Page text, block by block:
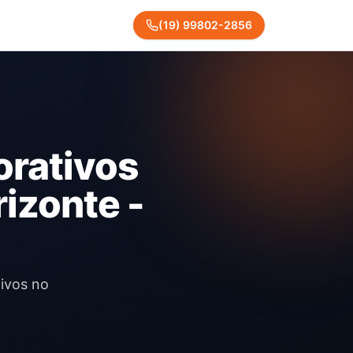
(19) 99802-2856
-
no